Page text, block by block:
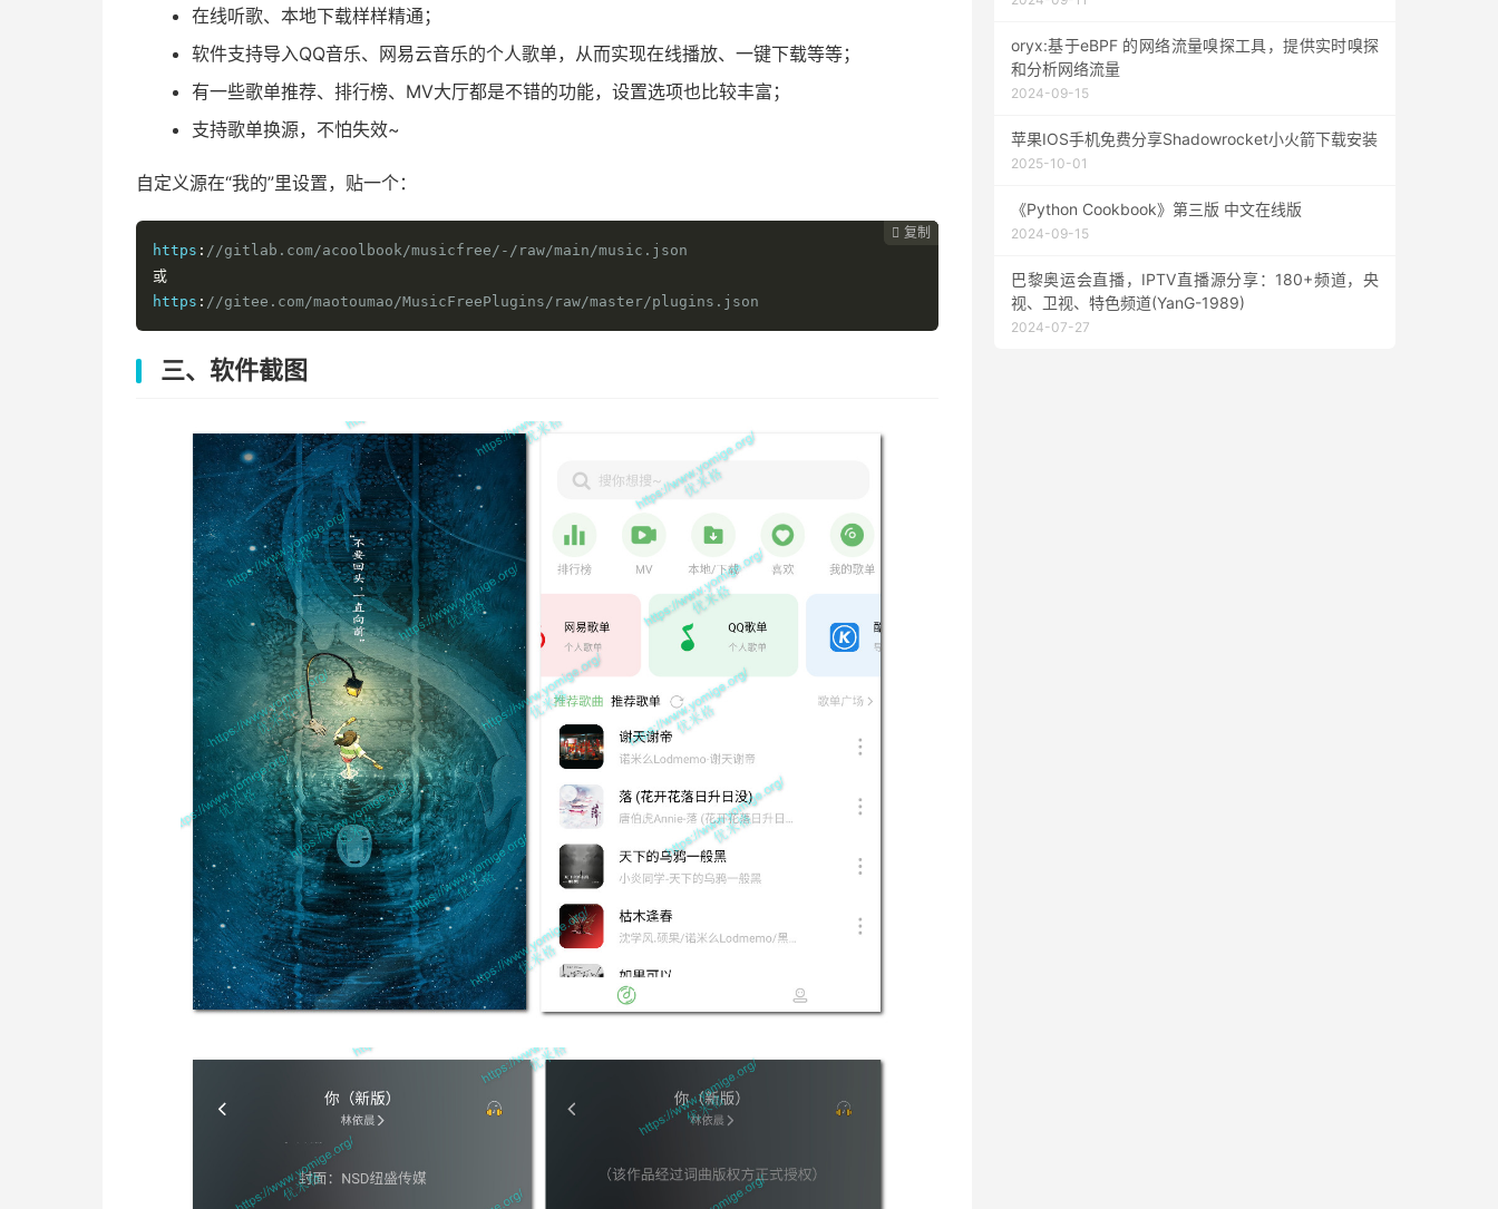
在线听歌、本地下载样样精通；
软件支持导入QQ音乐、网易云音乐的个人歌单，从而实现在线播放、一键下载等等；
有一些歌单推荐、排行榜、MV大厅都是不错的功能，设置选项也比较丰富；
支持歌单换源，不怕失效~
自定义源在“我的”里设置，贴一个：
 复制
 复制
 复制
https : //gitlab.com/acoolbook/musicfree/-/raw/main/music.json
或
https : //gitee.com/maotoumao/MusicFreePlugins/raw/master/plugins.json
三、软件截图
oryx:基于eBPF 的网络流量嗅探工具，提供实时嗅探
和分析网络流量
2024-09-15
苹果IOS手机免费分享Shadowrocket小火箭下载安装
2025-10-01
《Python Cookbook》第三版 中文在线版
2024-09-15
巴黎奥运会直播，IPTV直播源分享：180+频道，央
视、卫视、特色频道(YanG-1989)
2024-07-27